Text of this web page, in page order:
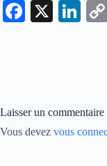
Fa
X
Li
Laisser un commentaire
Vous devez vous